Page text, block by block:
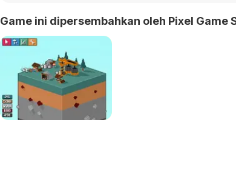
Game ini dipersembahkan oleh Pixel Game